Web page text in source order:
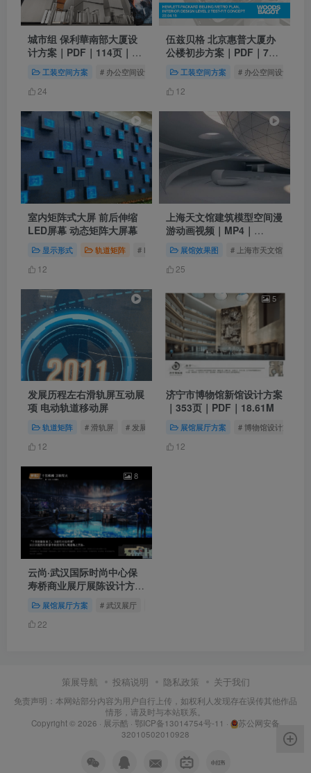
城市组 保利華南部大厦设
计方案｜PDF｜114页｜
48.29M
工装空间方案 # 办公空间设计 # 办公室设计 # 保利办公设计
24
伍兹贝格 北京惠普大厦办
公楼初步方案｜PDF｜77
页｜18.57M
工装空间方案 # 办公空间设计
12
室内矩阵式大屏 前后伸缩
LED屏幕 动态矩阵大屏幕
显示形式 轨道矩阵 # LED屏幕 # 矩阵大屏 # 室内大屏幕
12
上海天文馆建筑模型空间漫
游动画视频｜MP4｜
展馆效果图 # 上海市天文馆
25
发展历程左右滑轨屏互动展
项 电动轨道移动屏
轨道矩阵 # 滑轨屏 # 发展历程 # 发展历程互动
12
5
济宁市博物馆新馆设计方案
｜353页｜PDF｜18.61M
展馆展厅方案 # 博物馆设计方案
12
8
云尚·武汉国际时尚中心保
寿桥商业展厅展陈设计方案
｜42页｜PDF｜15.92M
展馆展厅方案 # 武汉展厅
22
策展导航 投稿说明 隐私政策 关于我们
免责声明：本网站部分内容为用户自行上传，如权利人发现存在误传其他作品
情形，请及时与本站联系。
Copyright © 2026 · 展示酷 · 鄂ICP备13014754号-11 ·
苏公网安备
32010502010928